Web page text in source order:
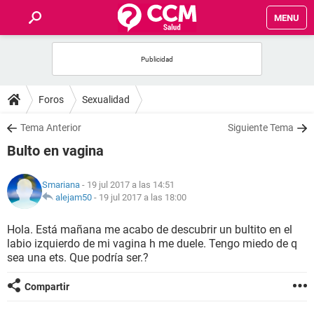
MENU
FOROS
SALUD
NUTRICIÓN
BIENESTAR
Foros Sexualidad
Tema Anterior Siguiente Tema
Bulto en vagina
Smariana - 19 jul 2017 a las 14:51
alejam50 - 19 jul 2017 a las 18:00
Hola. Está mañana me acabo de descubrir un bultito en el
labio izquierdo de mi vagina h me duele. Tengo miedo de q
sea una ets. Que podría ser.?
Compartir